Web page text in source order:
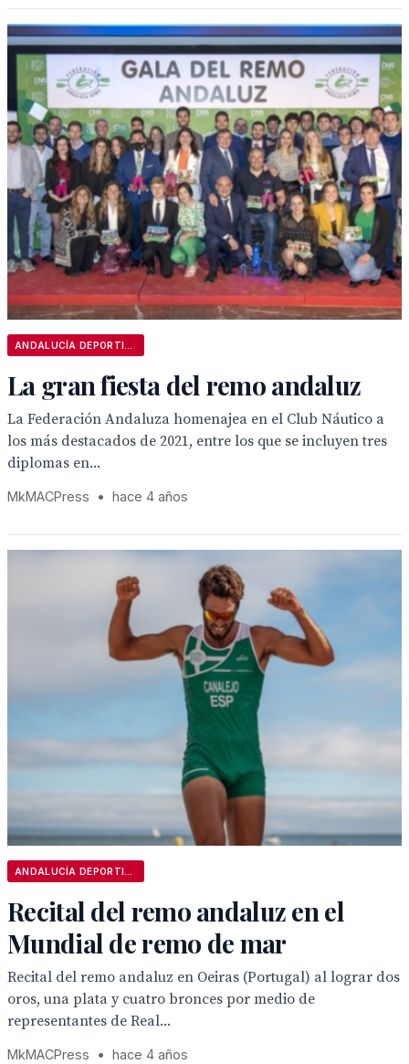
La gran fiesta del remo andaluz
La Federación Andaluza homenajea en el Club Náutico a
los más destacados de 2021, entre los que se incluyen tres
diplomas en...
MkMACPress • hace 4 años
Recital del remo andaluz en el
Mundial de remo de mar
Recital del remo andaluz en Oeiras (Portugal) al lograr dos
oros, una plata y cuatro bronces por medio de
representantes de Real...
MkMACPress • hace 4 años